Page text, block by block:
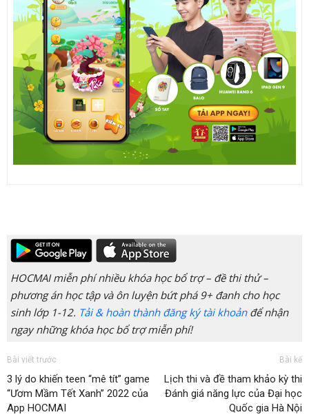
HOCMAI miễn phí nhiều khóa học bổ trợ – đề thi thử –
phương án học tập và ôn luyện bứt phá 9+ đanh cho học
sinh lớp 1-12. Tải & hoàn thành đăng ký tài khoảnđể nhận
ngay những khóa học bổ trợ miễn phí!
Bài viết trước
3 lý do khiến teen “mê tít” game
“Ươm Mầm Tết Xanh” 2022 của
App HOCMAI
Bài kế
Lịch thi và đề tham khảo kỳ thi
Đánh giá năng lực của Đại học
Quốc gia Hà Nội